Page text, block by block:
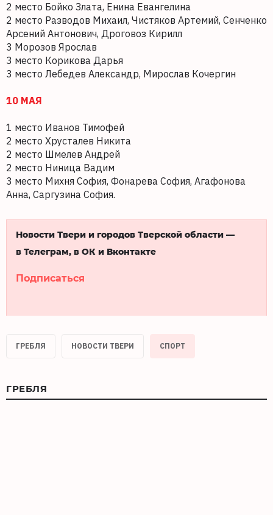
2 место Бойко Злата, Енина Евангелина
2 место Разводов Михаил, Чистяков Артемий, Сенченко
Арсений Антонович, Дроговоз Кирилл
3 Морозов Ярослав
3 место Корикова Дарья
3 место Лебедев Александр, Мирослав Кочергин
10 МАЯ
1 место Иванов Тимофей
2 место Хрусталев Никита
2 место Шмелев Андрей
2 место Ниница Вадим
3 место Михня София, Фонарева София, Агафонова
Анна, Саргузина София.
Новости Твери и городов Тверской области —
в Телеграм, в ОК и Вконтакте
Подписаться
ГРЕБЛЯ НОВОСТИ ТВЕРИ СПОРТ
ГРЕБЛЯ